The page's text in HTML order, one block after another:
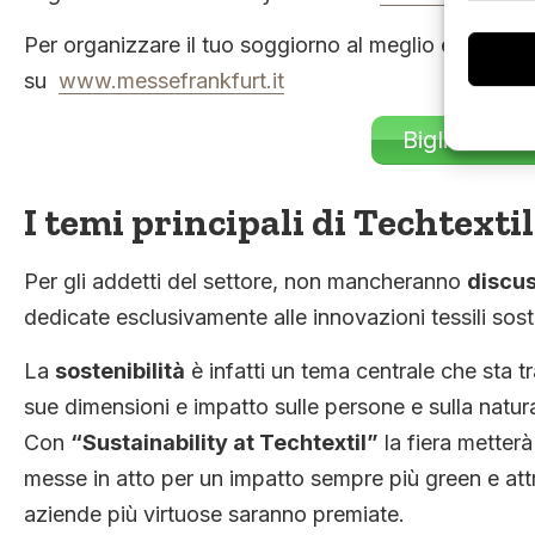
Per organizzare il tuo soggiorno al meglio e la
su www.messefrankfurt.it
Biglietto
I temi principali di Techtextil
Per gli addetti del settore, non mancheranno
dedicate esclusivamente alle innovazioni tessili
La sostenibilità è infatti un tema centrale che sta
sue dimensioni e impatto sulle persone e sulla
Con “Sustainability at Techtextil” la fiera
messe in atto per un impatto sempre più green e
aziende più virtuose saranno premiate.